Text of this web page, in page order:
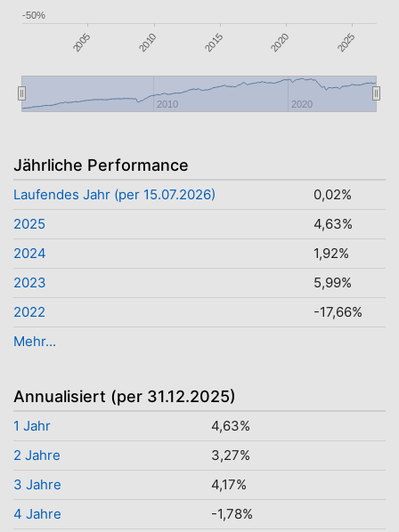
2005 2010 2015 2020 2025
2010 2020
-50%
Jährliche Performance
Laufendes Jahr (per 15.07.2026)
0,02%
2025
4,63%
2024
1,92%
2023
5,99%
2022
-17,66%
Mehr...
Annualisiert (per 31.12.2025)
1 Jahr
4,63%
2 Jahre
3,27%
3 Jahre
4,17%
4 Jahre
-1,78%